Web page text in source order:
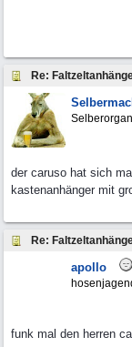
Re:
der caruso hat sich
kastenanhänger mit
Re:
apollo
funk mal den herren